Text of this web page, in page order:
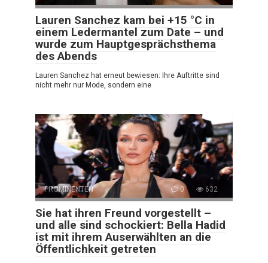
Lauren Sanchez kam bei +15 °C in
einem Ledermantel zum Date – und
wurde zum Hauptgesprächsthema
des Abends
Lauren Sanchez hat erneut bewiesen: Ihre Auftritte sind
nicht mehr nur Mode, sondern eine
PROMINENTEN 0 632
Sie hat ihren Freund vorgestellt –
und alle sind schockiert: Bella Hadid
ist mit ihrem Auserwählten an die
Öffentlichkeit getreten